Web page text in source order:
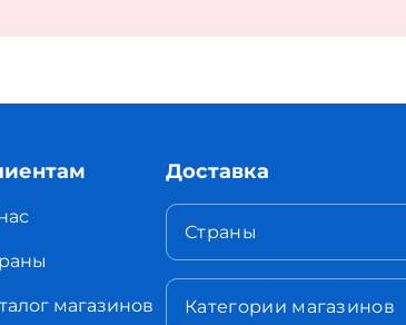
магазинов
Доставка
Страны
Категории магазинов